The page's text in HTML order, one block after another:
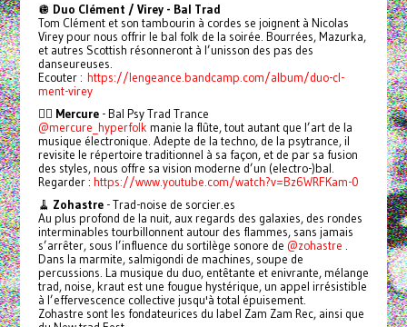
🪩 Duo Clément / Virey - Bal Trad
Tom Clément et son tambourin à cordes se joignent à Nicolas
Virey pour nous offrir le bal folk de la soirée. Bourrées, Mazurka,
et autres Scottish résonneront à l’unisson des pas des
danseureuses.
Ecouter : https://lengeance.bandcamp.com/album/duo-cl-
ment-virey
🧚‍♂️ Mercure- Bal Psy Trad Trance
@mercure_hyperfolk manie la flûte, tout autant que l’art de la
musique électronique. Adepte de la techno, de la psytrance, il
revisite le répertoire traditionnel à sa façon, et de par sa fusion
des styles, nous offre sa vision moderne d’un (electro-)bal.
Regarder : https://www.youtube.com/watch?v=Bz6WRFKam-0
🧹 Zohastre- Trad-noise de sorcier.es
Au plus profond de la nuit, aux regards des galaxies, des rondes
interminables tourbillonnent autour des flammes, sans jamais
s’arrêter, sous l’influence du sortilège sonore de @zohastre .
Dans la marmite, salmigondi de machines, soupe de
percussions. La musique du duo, entêtante et enivrante, mélange
trad, noise, kraut est une fougue hystérique, un appel irrésistible
à l’effervescence collective jusqu'à total épuisement.
Zohastre sont les fondateurices du label Zam Zam Rec, ainsi que